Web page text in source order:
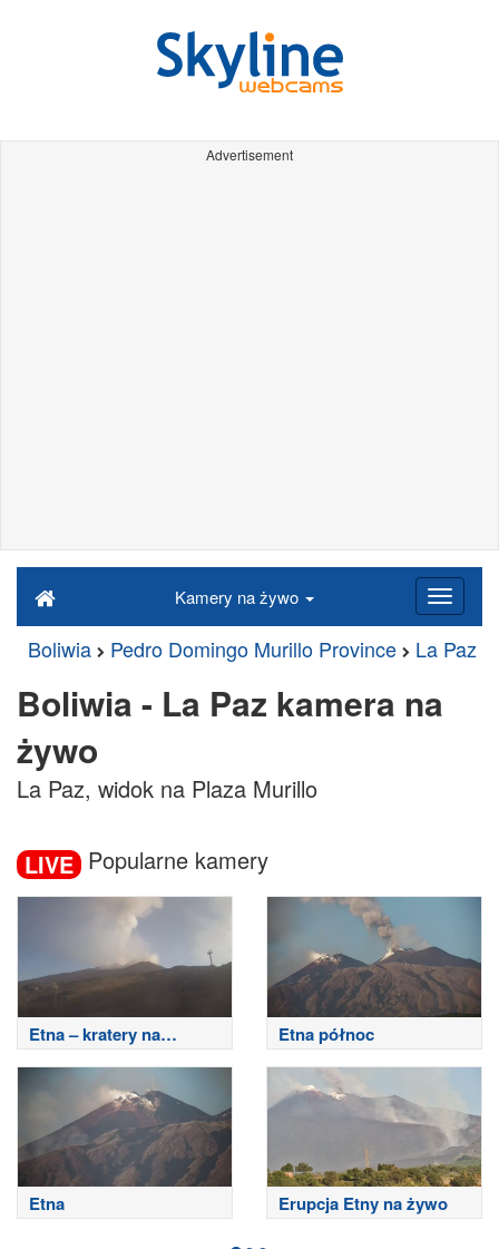
Advertisement
Kamery na żywo
Boliwia Pedro Domingo Murillo Province La Paz
Boliwia - La Paz kamera na
żywo
La Paz, widok na Plaza Murillo
LIVE Popularne kamery
Etna – kratery na
szczycie
Etna północ
Etna Erupcja Etny na żywo